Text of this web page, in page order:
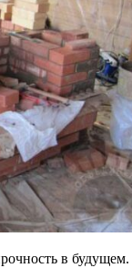
в будущем.